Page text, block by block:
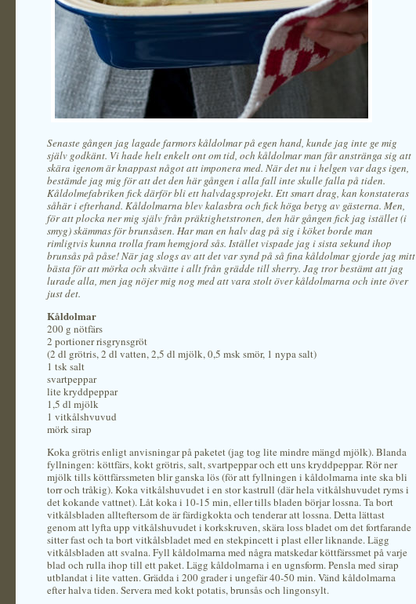
Senaste gången jag lagade farmors kåldolmar på egen hand, kunde jag inte ge mig
själv godkänt. Vi hade helt enkelt ont om tid, och kåldolmar man får anstränga sig att
skära igenom är knappast något att imponera med. När det nu i helgen var dags igen,
bestämde jag mig för att det den här gången i alla fall inte skulle falla på tiden.
Kåldolmefabriken fick därför bli ett halvdagsprojekt. Ett smart drag, kan konstateras
såhär i efterhand. Kåldolmarna blev kalasbra och fick höga betyg av gästerna. Men,
för att plocka ner mig själv från präktighetstronen, den här gången fick jag istället (i
smyg) skämmas för brunsåsen. Har man en halv dag på sig i köket borde man
rimligtvis kunna trolla fram hemgjord sås. Istället vispade jag i sista sekund ihop
brunsås på påse! När jag slogs av att det var synd på så fina kåldolmar gjorde jag mitt
bästa för att mörka och skvätte i allt från grädde till sherry. Jag tror bestämt att jag
lurade alla, men jag nöjer mig nog med att vara stolt över kåldolmarna och inte över
just det.
Kåldolmar
200 g nötfärs
2 portioner risgrynsgröt
(2 dl grötris, 2 dl vatten, 2,5 dl mjölk, 0,5 msk smör, 1 nypa salt)
1 tsk salt
svartpeppar
lite kryddpeppar
1,5 dl mjölk
1 vitkålshvuvud
mörk sirap
Koka grötris enligt anvisningar på paketet (jag tog lite mindre mängd mjölk). Blanda
fyllningen: köttfärs, kokt grötris, salt, svartpeppar och ett uns kryddpeppar. Rör ner
mjölk tills köttfärssmeten blir ganska lös (för att fyllningen i kåldolmarna inte ska bli
torr och tråkig). Koka vitkålshuvudet i en stor kastrull (där hela vitkålshuvudet ryms i
det kokande vattnet). Låt koka i 10-15 min, eller tills bladen börjar lossna. Ta bort
vitkålsbladen allteftersom de är färdigkokta och tenderar att lossna. Detta lättast
genom att lyfta upp vitkålshuvudet i korkskruven, skära loss bladet om det fortfarande
sitter fast och ta bort vitkålsbladet med en stekpincett i plast eller liknande. Lägg
vitkålsbladen att svalna. Fyll kåldolmarna med några matskedar köttfärssmet på varje
blad och rulla ihop till ett paket. Lägg kåldolmarna i en ugnsform. Pensla med sirap
utblandat i lite vatten. Grädda i 200 grader i ungefär 40-50 min. Vänd kåldolmarna
efter halva tiden. Servera med kokt potatis, brunsås och lingonsylt.